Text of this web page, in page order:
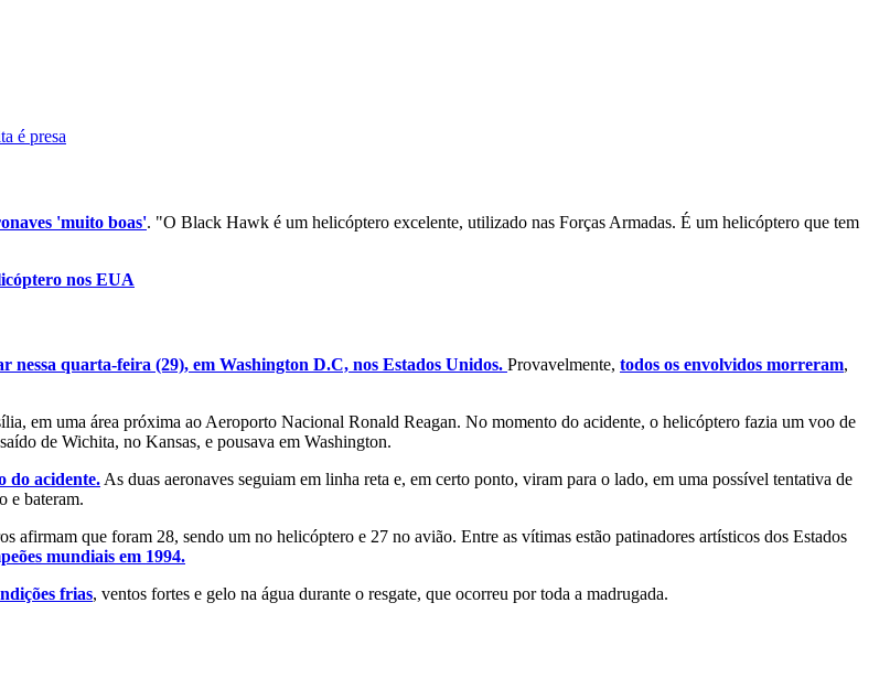
é presa
'muito boas'. "O Black Hawk é um helicóptero excelente, utilizado nas Forças Armadas. É um helicóptero que tem
nos EUA
quarta-feira (29), em Washington D.C, nos Estados Unidos. Provavelmente, todos os envolvidos morreram,
em uma área próxima ao Aeroporto Nacional Ronald Reagan. No momento do acidente, o helicóptero fazia um voo de
de Wichita, no Kansas, e pousava em Washington.
do acidente. As duas aeronaves seguiam em linha reta e, em certo ponto, viram para o lado, em uma possível tentativa de
e bateram.
afirmam que foram 28, sendo um no helicóptero e 27 no avião. Entre as vítimas estão patinadores artísticos dos Estados
mundiais em 1994.
frias, ventos fortes e gelo na água durante o resgate, que ocorreu por toda a madrugada.